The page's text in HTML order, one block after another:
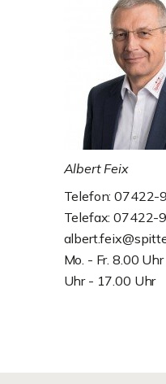
Albert Feix
Telefon: 07422-
Telefax: 07422-
Mo. - Fr. 8.00
Uhr - 17.00 Uhr